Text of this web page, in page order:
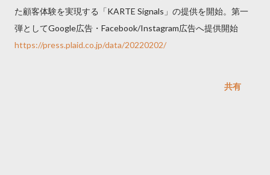
た顧客体験を実現する「KARTE Signals」の提供を開始。第一
弾としてGoogle広告・Facebook/Instagram広告へ提供開始
https://press.plaid.co.jp/data/20220202/
共有